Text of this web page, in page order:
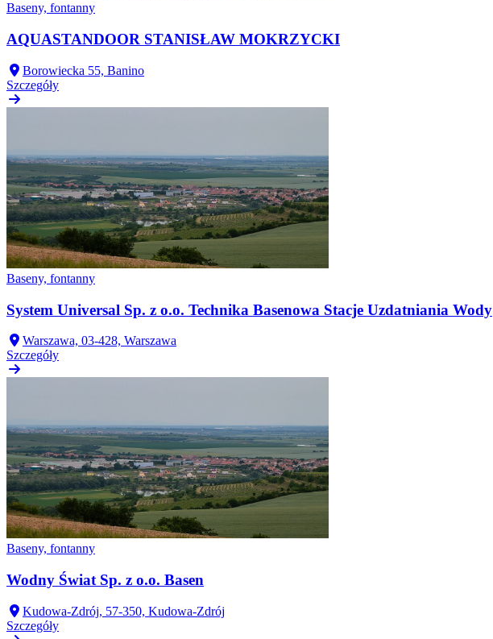
Baseny, fontanny
AQUASTANDOOR STANISŁAW MOKRZYCKI
Borowiecka 55, Banino
Szczegóły
Baseny, fontanny
System Universal Sp. z o.o. Technika Basenowa Stacje Uzdatniania Wody
Warszawa, 03-428, Warszawa
Szczegóły
Baseny, fontanny
Wodny Świat Sp. z o.o. Basen
Kudowa-Zdrój, 57-350, Kudowa-Zdrój
Szczegóły